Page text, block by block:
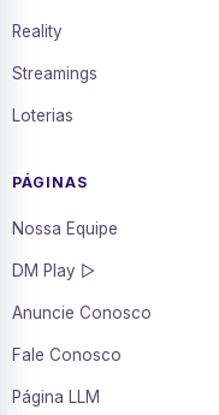
Reality
Streamings
Loterias
PÁGINAS
Nossa Equipe
DM Play ▷
Anuncie Conosco
Fale Conosco
Página LLM